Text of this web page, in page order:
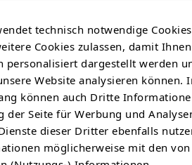
technisch notwendige
Cookies zulassen, damit Ihnen
personalisiert dargestellt werden
Website analysieren können.
können auch Dritte
der Seite für Werbung und
dieser Dritter ebenfalls
möglicherweise mit den von
zu können.
Basis an, uns
(z.B. Telefonnummer,
zu stellen. Ausnahme ist
– hier ist die Telefonnummer
können Sie bei
Freitextfelder befüllen sowie